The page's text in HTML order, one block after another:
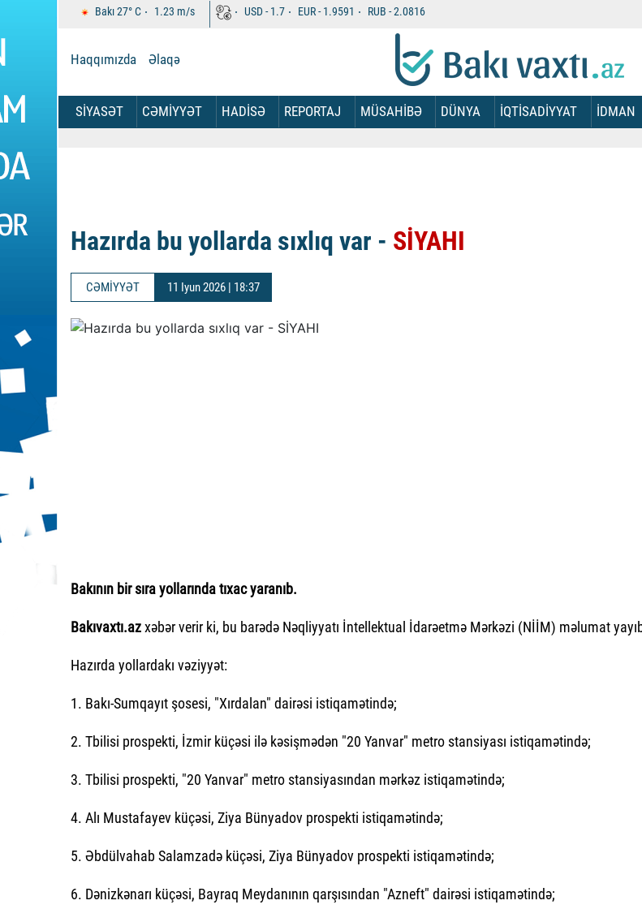
Bakı27°C 1.23 m/s USD -1.7 EUR -1.9591 RUB -2.0816
Haqqımızda Əlaqə
SİYASƏT CƏMİYYƏT HADİSƏ REPORTAJ MÜSAHİBƏ DÜNYA İQTİSADİYYAT İDMAN
Hazırda bu yollarda sıxlıq var - SİYAHI
CƏMİYYƏT 11 Iyun 2026 | 18:37
Bakının bir sıra yollarında tıxac yaranıb.
Bakıvaxtı.azxəbər verir ki, bu barədə Nəqliyyatı İntellektual İdarəetmə Mərkəzi (NİİM) məlumat
Hazırda yollardakı vəziyyət:
1. Bakı-Sumqayıt şosesi, "Xırdalan" dairəsi istiqamətində;
2. Tbilisi prospekti, İzmir küçəsi ilə kəsişmədən "20 Yanvar" metro stansiyası istiqamətində;
3. Tbilisi prospekti, "20 Yanvar" metro stansiyasından mərkəz istiqamətində;
4. Alı Mustafayev küçəsi, Ziya Bünyadov prospekti istiqamətində;
5. Əbdülvahab Salamzadə küçəsi, Ziya Bünyadov prospekti istiqamətində;
6. Dənizkənarı küçəsi, Bayraq Meydanının qarşısından "Azneft" dairəsi istiqamətində;